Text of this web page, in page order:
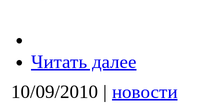
Читать далее
10/09/2010 | новости